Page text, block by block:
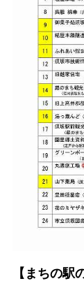
【まちの駅